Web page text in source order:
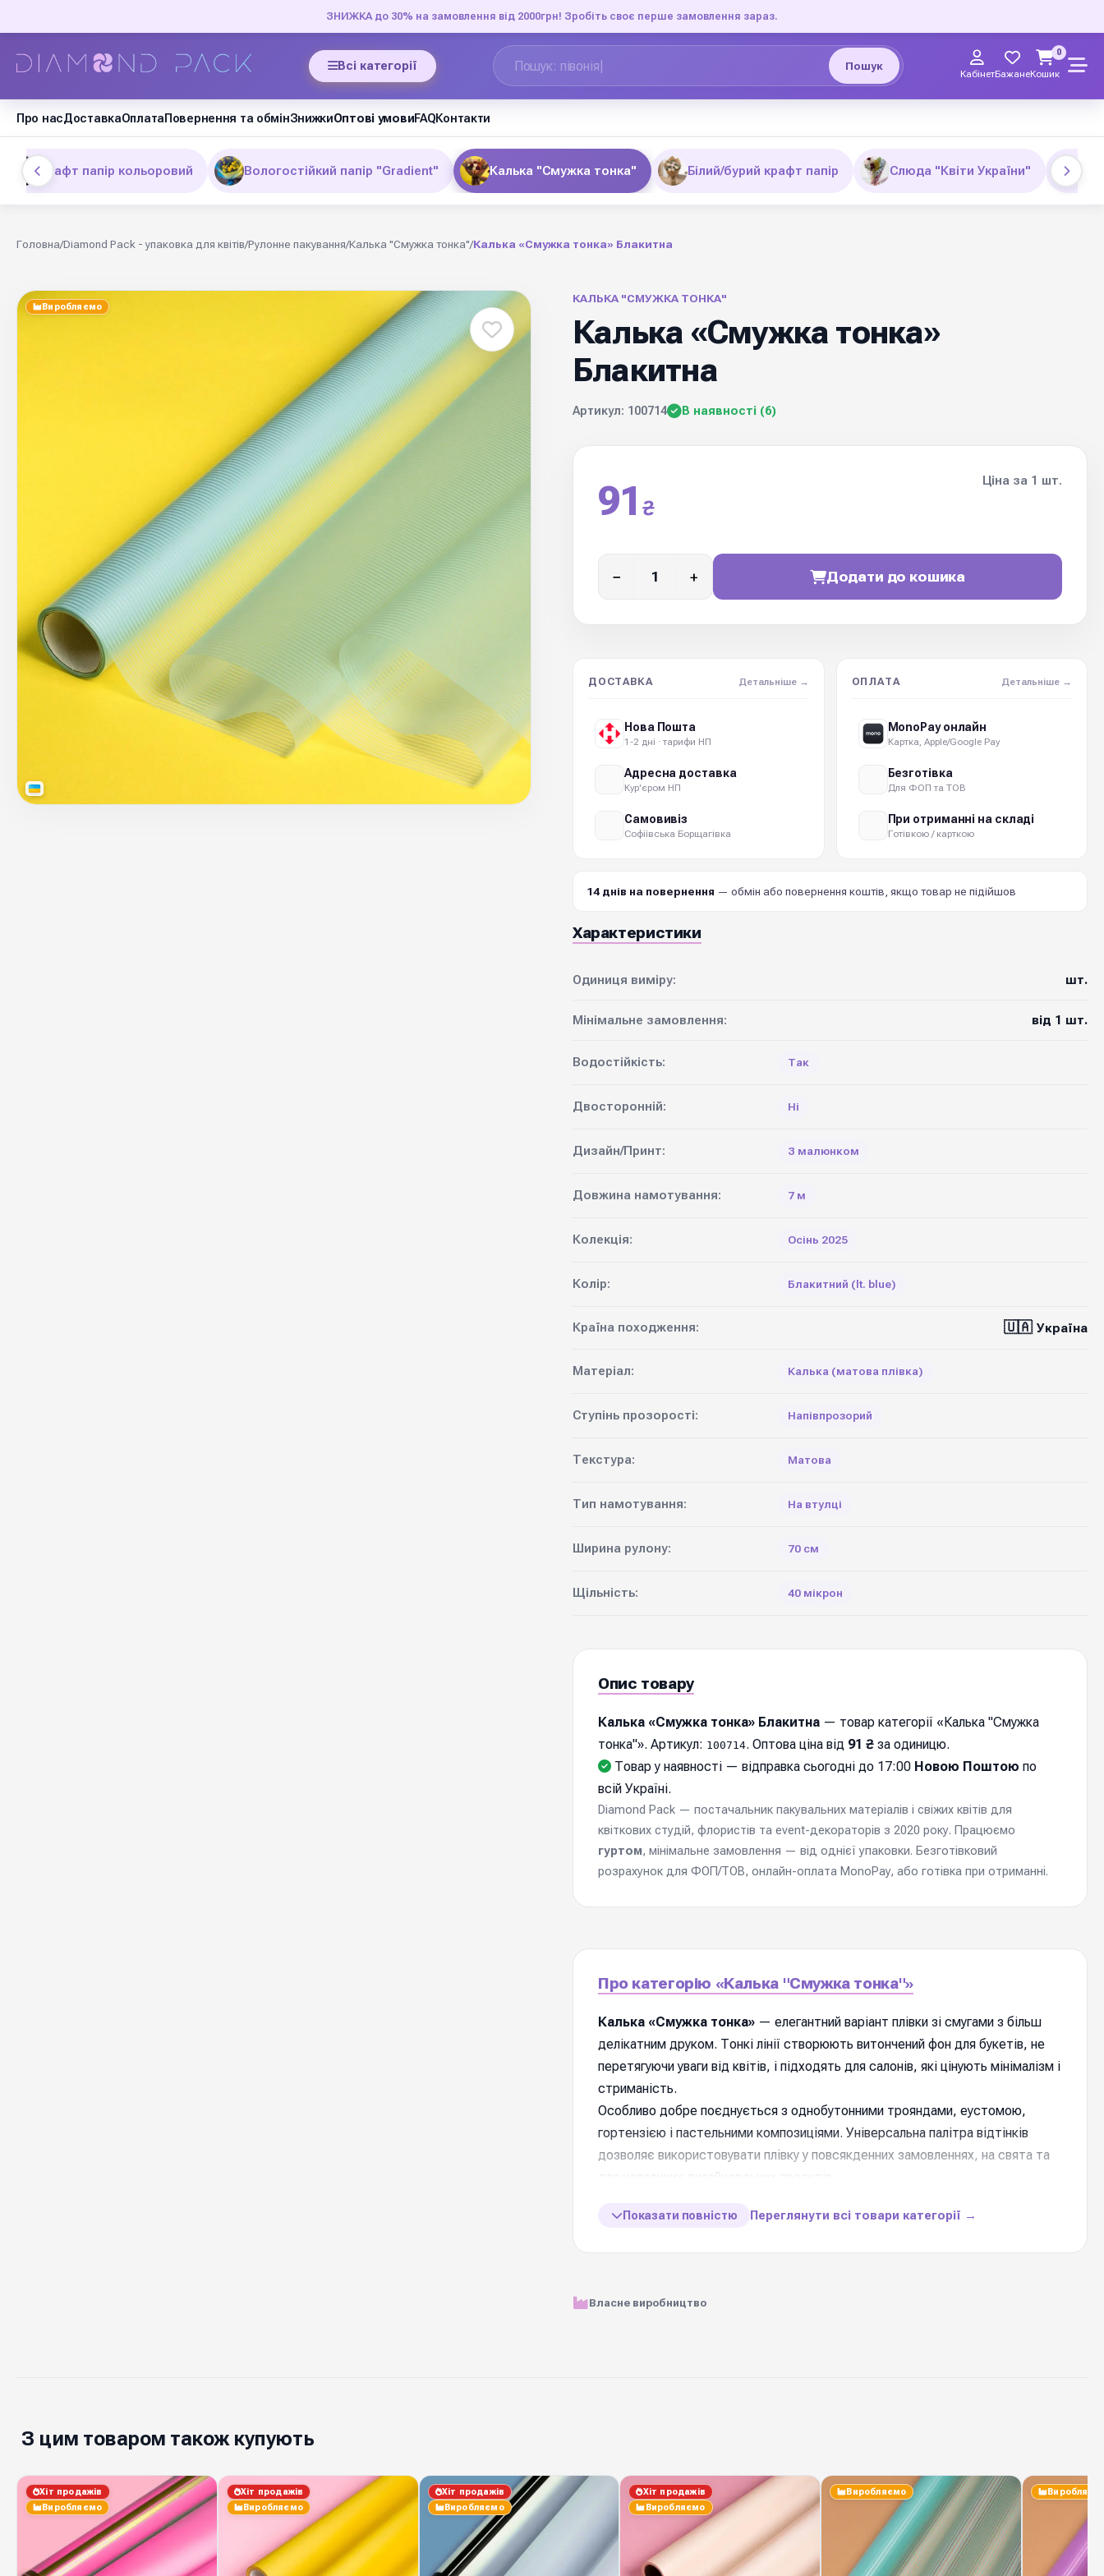
ЗНИЖКА до 30% на замовлення від 2000грн! Зробіть своє перше замовлення зараз.
Всі категорії Пошук
КабінетБажанеКошик
0
Про насДоставкаОплатаПовернення та обмінЗнижкиОптові умовиFAQКонтакти
Крафт папір кольоровий Вологостійкий папір "Gradient" Калька "Смужка тонка" Білий/бурий крафт папір Слюда "Квіти України"
Головна/Diamond Pack - упаковка для квітів/Рулонне пакування/Калька "Смужка тонка"/Калька «Смужка тонка» Блакитна
Виробляємо
КАЛЬКА "СМУЖКА ТОНКА"
Калька «Смужка тонка»
Блакитна
Артикул: 100714 В наявності (6)
91 ₴
Ціна за 1 шт.
− + Додати до кошика
ДОСТАВКА Детальніше →
Нова Пошта
1-2 дні · тарифи НП
Адресна доставка
Кур'єром НП
Самовивіз
Софіївська Борщагівка
ОПЛАТА Детальніше →
MonoPay онлайн
Картка, Apple/Google Pay
Безготівка
Для ФОП та ТОВ
При отриманні на складі
Готівкою / карткою
14 днів на повернення — обмін або повернення коштів, якщо товар не підійшов
Характеристики
Одиниця виміру: шт.
Мінімальне замовлення: від 1 шт.
Водостійкість: Так
Двосторонній: Ні
Дизайн/Принт: З малюнком
Довжина намотування: 7 м
Колекція: Осінь 2025
Колір: Блакитний (lt. blue)
Країна походження: 🇺🇦 Україна
Матеріал: Калька (матова плівка)
Ступінь прозорості: Напівпрозорий
Текстура: Матова
Тип намотування: На втулці
Ширина рулону: 70 см
Щільність: 40 мікрон
Опис товару
Калька «Смужка тонка» Блакитна — товар категорії «Калька "Смужка
тонка"». Артикул: 100714. Оптова ціна від 91 ₴ за одиницю.
Товар у наявності — відправка cьогодні до 17:00 Новою Поштою по
всій Україні.
Diamond Pack — постачальник пакувальних матеріалів і свіжих квітів для
квіткових студій, флористів та event-декораторів з 2020 року. Працюємо
гуртом, мінімальне замовлення — від однієї упаковки. Безготівковий
розрахунок для ФОП/ТОВ, онлайн-оплата MonoPay, або готівка при отриманні.
Про категорію «Калька "Смужка тонка"»
Калька «Смужка тонка» — елегантний варіант плівки зі смугами з більш
делікатним друком. Тонкі лінії створюють витончений фон для букетів, не
перетягуючи уваги від квітів, і підходять для салонів, які цінують мінімалізм і
стриманість.
Особливо добре поєднується з однобутонними трояндами, еустомою,
гортензією і пастельними композиціями. Універсальна палітра відтінків
дозволяє використовувати плівку у повсякденних замовленнях, на свята та
для невеликих дизайнерських проєктів.
Вологостійкість 100 %
Виробник ТОВ "ПАКІНГ-ФЛАВЕР"
Показати повністю Переглянути всі товари категорії →
Власне виробництво
З цим товаром також купують
Хіт продажів
Виробляємо
Хіт продажів
Виробляємо
Хіт продажів
Виробляємо
Хіт продажів
Виробляємо
Виробляємо